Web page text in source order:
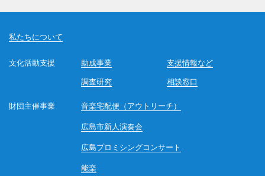
私たちについて
文化活動支援 助成事業
調査研究 相談窓口
支援情報など
財団主催事業 音楽宅配便（アウトリーチ）
広島市新人演奏会
広島プロミシングコンサート
能楽